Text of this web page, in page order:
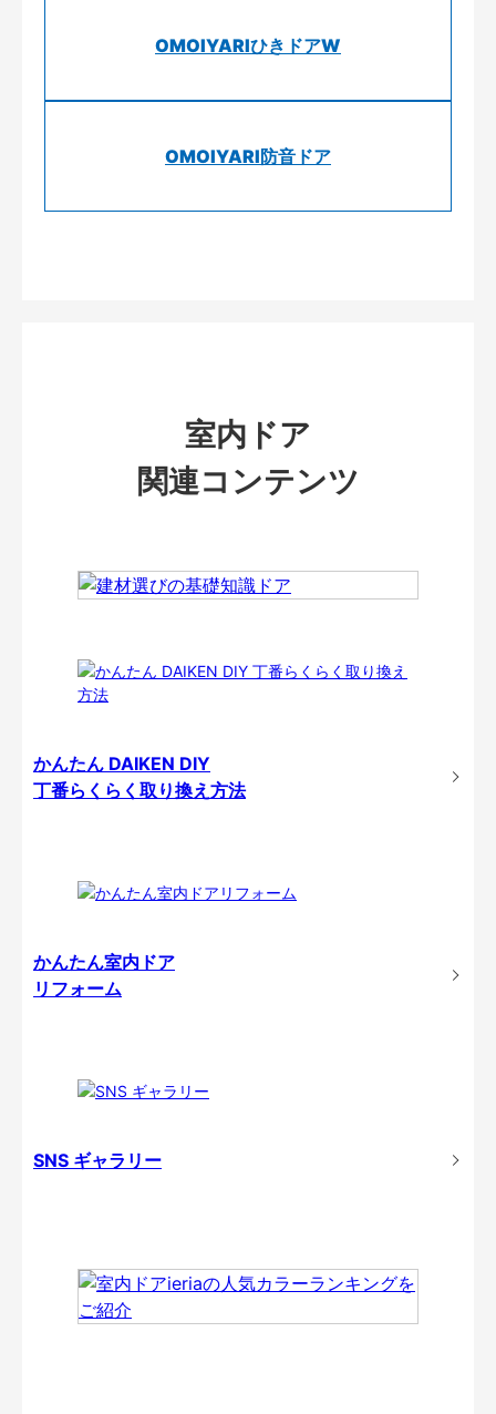
OMOIYARIひきドアW
OMOIYARI防音ドア
室内ドア
関連コンテンツ
かんたん DAIKEN DIY
丁番らくらく取り換え方法
かんたん室内ドア
リフォーム
SNS ギャラリー